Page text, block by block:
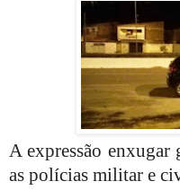
A expressão
as polícias militar e